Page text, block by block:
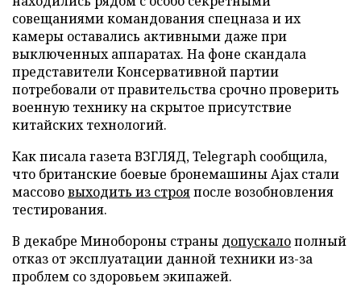
совещаниями командования спецназа и их
камеры оставались активными даже при
выключенных аппаратах. На фоне скандала
представители Консервативной партии
потребовали от правительства срочно проверить
военную технику на скрытое присутствие
китайских технологий.
Как писала газета ВЗГЛЯД, Telegraph сообщила,
что британские боевые бронемашины Ajax стали
массововыходить из строяпосле возобновления
тестирования.
В декабре Минобороны страны допускалополный
отказ от эксплуатации данной техники из-за
проблем со здоровьем экипажей.